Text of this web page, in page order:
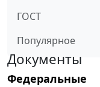
ГОСТ
Популярное
Документы
Федеральные